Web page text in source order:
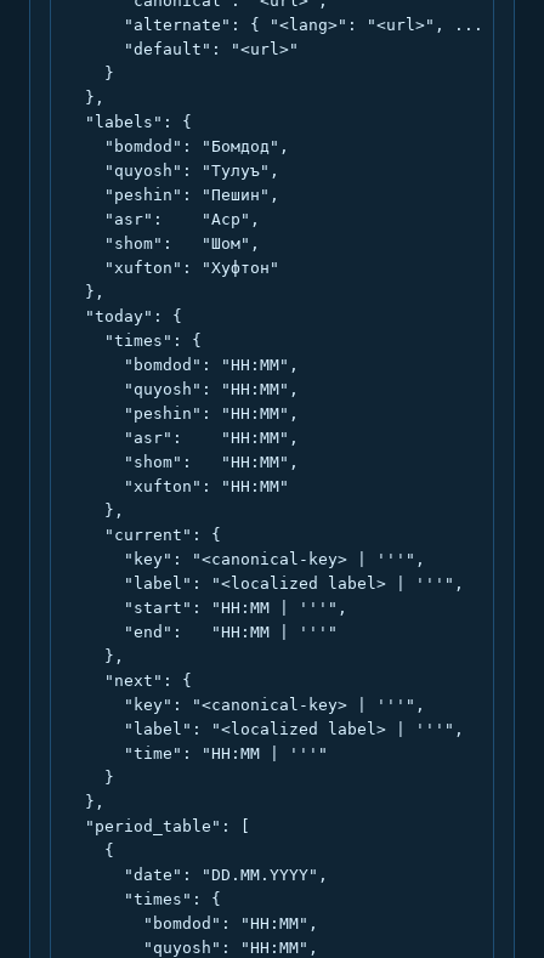
      "alternate": { "<lang>": "<url>", ... },
      "default": "<url>"
    }
  },
  "labels": {
    "bomdod": "Бомдод",
    "quyosh": "Тулуъ",
    "peshin": "Пешин",
    "asr":    "Аср",
    "shom":   "Шом",
    "xufton": "Хуфтон"
  },
  "today": {
    "times": {
      "bomdod": "HH:MM",
      "quyosh": "HH:MM",
      "peshin": "HH:MM",
      "asr":    "HH:MM",
      "shom":   "HH:MM",
      "xufton": "HH:MM"
    },
    "current": {
      "key": "<canonical-key> | '''",
      "label": "<localized label> | '''",
      "start": "HH:MM | '''",
      "end":   "HH:MM | '''"
    },
    "next": {
      "key": "<canonical-key> | '''",
      "label": "<localized label> | '''",
      "time": "HH:MM | '''"
    }
  },
  "period_table": [
    {
      "date": "DD.MM.YYYY",
      "times": {
        "bomdod": "HH:MM",
        "quyosh": "HH:MM",